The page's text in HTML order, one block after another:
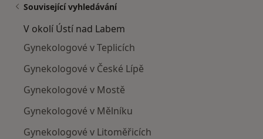
Související vyhledávání
V okolí Ústí nad Labem
Gynekologové v Teplicích
Gynekologové v České Lípě
Gynekologové v Mostě
Gynekologové v Mělníku
Gynekologové v Litoměřicích